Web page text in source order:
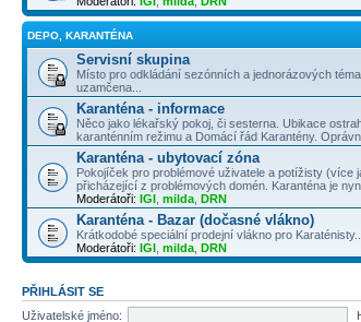
DEPO, KARANTÉNA
Servisní skupina
Místo pro odkládání sezónních a jednorázových
uzamčena...
Karanténa - informace
Něco jako lékařský pokoj, či sesterna. Ubikace
karanténním režimu a Domácí řád Karantény.
Karanténa - ubytovací zóna
Pokojíček pro problémové uživatele a potížisty (více
přicházející z problémových domén. Karanténa je
Moderátoři: IGI milda DRN
Karanténa - Bazar (dočasné vlákno)
Krátkodobé speciální prodejní vlákno pro Karaténisty...
Moderátoři: IGI milda DRN
PŘIHLÁSIT SE
Uživatelské jméno: